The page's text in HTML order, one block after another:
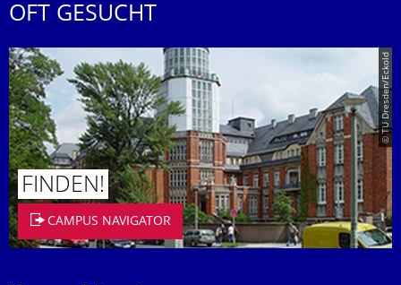
OFT GESUCHT
© TU Dresden/Eckold
FINDEN!
CAMPUS NAVIGATOR